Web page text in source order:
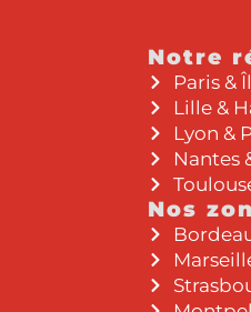
Notre
Paris &
Lille &
Lyon &
Nantes
Nos